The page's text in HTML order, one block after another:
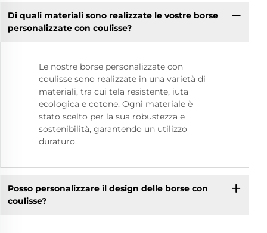
Di quali materiali sono realizzate le vostre borse
personalizzate con coulisse?
Le nostre borse personalizzate con
coulisse sono realizzate in una varietà di
materiali, tra cui tela resistente, iuta
ecologica e cotone. Ogni materiale è
stato scelto per la sua robustezza e
sostenibilità, garantendo un utilizzo
duraturo.
Posso personalizzare il design delle borse con
coulisse?